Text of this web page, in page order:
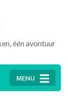
één avontuur
MENU